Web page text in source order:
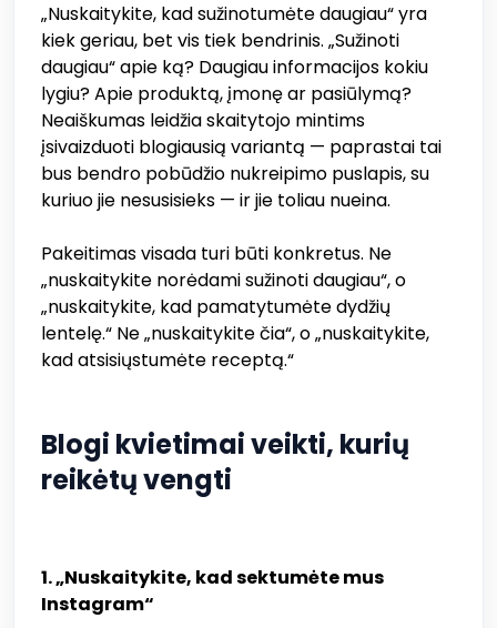
„Nuskaitykite, kad sužinotumėte daugiau“ yra
kiek geriau, bet vis tiek bendrinis. „Sužinoti
daugiau“ apie ką? Daugiau informacijos kokiu
lygiu? Apie produktą, įmonę ar pasiūlymą?
Neaiškumas leidžia skaitytojo mintims
įsivaizduoti blogiausią variantą — paprastai tai
bus bendro pobūdžio nukreipimo puslapis, su
kuriuo jie nesusisieks — ir jie toliau nueina.
Pakeitimas visada turi būti konkretus. Ne
„nuskaitykite norėdami sužinoti daugiau“, o
„nuskaitykite, kad pamatytumėte dydžių
lentelę.“ Ne „nuskaitykite čia“, o „nuskaitykite,
kad atsisiųstumėte receptą.“
Blogi kvietimai veikti, kurių
reikėtų vengti
1. „Nuskaitykite, kad sektumėte mus
Instagram“